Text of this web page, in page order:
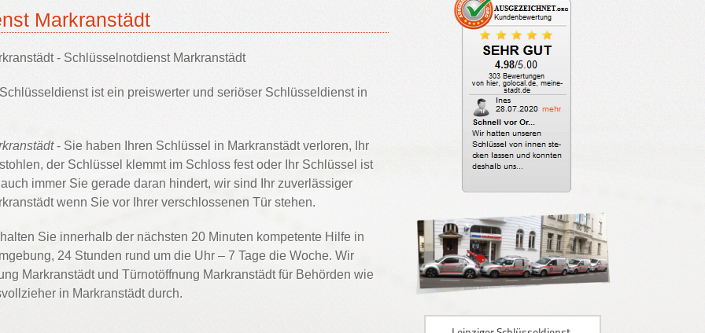
Markranstädt
- Schlüsselnotdienst Markranstädt
ist ein preiswerter und seriöser Schlüsseldienst in
- Sie haben Ihren Schlüssel in Markranstädt verloren, Ihr
der Schlüssel klemmt im Schloss fest oder Ihr Schlüssel ist
immer Sie gerade daran hindert, wir sind Ihr zuverlässiger
wenn Sie vor Ihrer verschlossenen Tür stehen.
Sie innerhalb der nächsten 20 Minuten kompetente Hilfe in
24 Stunden rund um die Uhr – 7 Tage die Woche. Wir
Markranstädt und Türnotöffnung Markranstädt für Behörden wie
in Markranstädt durch.